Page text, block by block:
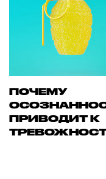
ПОЧЕМУ
ПРИВОДИТ К